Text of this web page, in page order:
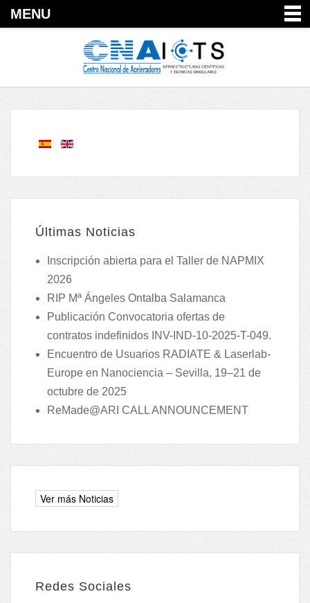
MENU
Últimas Noticias
Inscripción abierta para el Taller de NAPMIX
2026
RIP Mª Ángeles Ontalba Salamanca
Publicación Convocatoria ofertas de
contratos indefinidos INV-IND-10-2025-T-049.
Encuentro de Usuarios RADIATE & Laserlab-
Europe en Nanociencia – Sevilla, 19–21 de
octubre de 2025
ReMade@ARI CALL ANNOUNCEMENT
Redes Sociales